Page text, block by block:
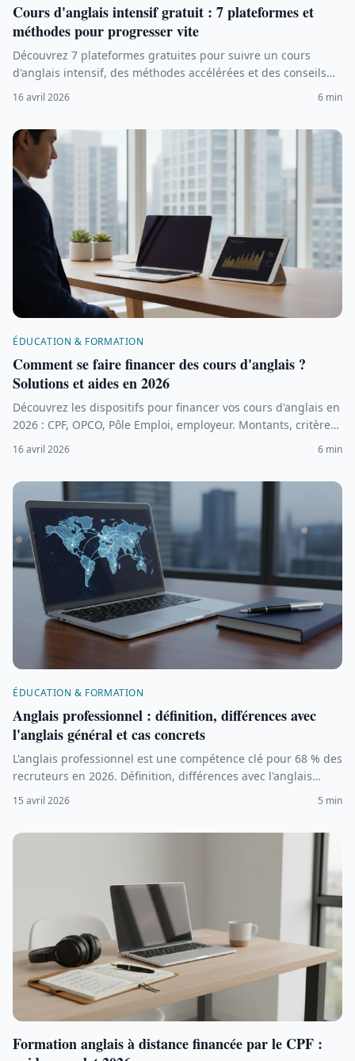
Cours d'anglais intensif gratuit : 7 plateformes et
méthodes pour progresser vite
Découvrez 7 plateformes gratuites pour suivre un cours
d'anglais intensif, des méthodes accélérées et des conseils
pour atteindre un niveau B2 en 3 mois sans payer.
16 avril 2026 6 min
ÉDUCATION & FORMATION
Comment se faire financer des cours d'anglais ?
Solutions et aides en 2026
Découvrez les dispositifs pour financer vos cours d'anglais en
2026 : CPF, OPCO, Pôle Emploi, employeur. Montants, critères
et étapes pour obtenir une prise en charge totale ou
16 avril 2026 6 min
ÉDUCATION & FORMATION
Anglais professionnel : définition, différences avec
l'anglais général et cas concrets
L'anglais professionnel est une compétence clé pour 68 % des
recruteurs en 2026. Définition, différences avec l'anglais
général, exemples concrets et secteurs concernés.
15 avril 2026 5 min
Formation anglais à distance financée par le CPF :